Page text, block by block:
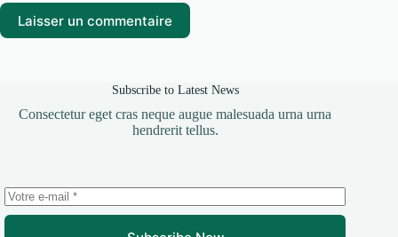
Laisser un commentaire
Subscribe to Latest News
Consectetur eget cras neque augue malesuada urna urna
hendrerit tellus.